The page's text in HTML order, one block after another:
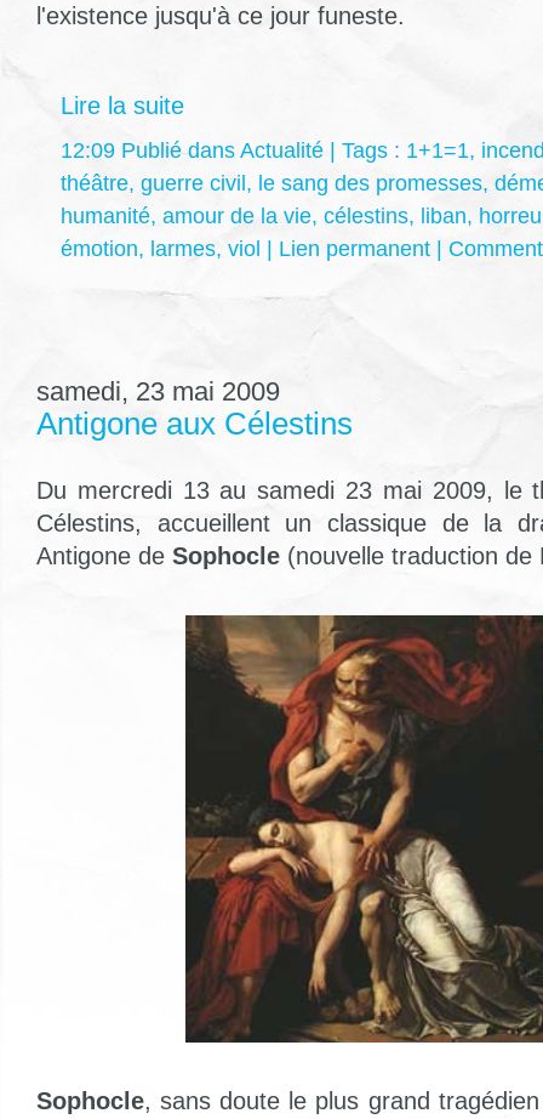
l'existence jusqu'à ce jour funeste.
Lire la suite
12:09 Publié dans Actualité | Tags : 1+1=1,
théâtre, guerre civil, le sang des promesses,
humanité, amour de la vie, célestins, liban,
émotion, larmes, viol | Lien permanent |
samedi, 23 mai 2009
Antigone aux Célestins
Du mercredi 13 au samedi 23 mai 2009, le
Célestins, accueillent un classique de la
Antigone de Sophocle (nouvelle traduction de
Sophocle, sans doute le plus grand